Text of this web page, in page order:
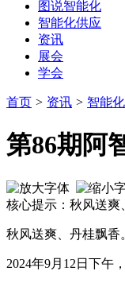
图说智能化
智能化供应
资讯
展会
学会
首页 > 资讯 > 智能
第86期阿
核心提示：秋风送爽
秋风送爽、丹桂飘香
2024年9月12日下午